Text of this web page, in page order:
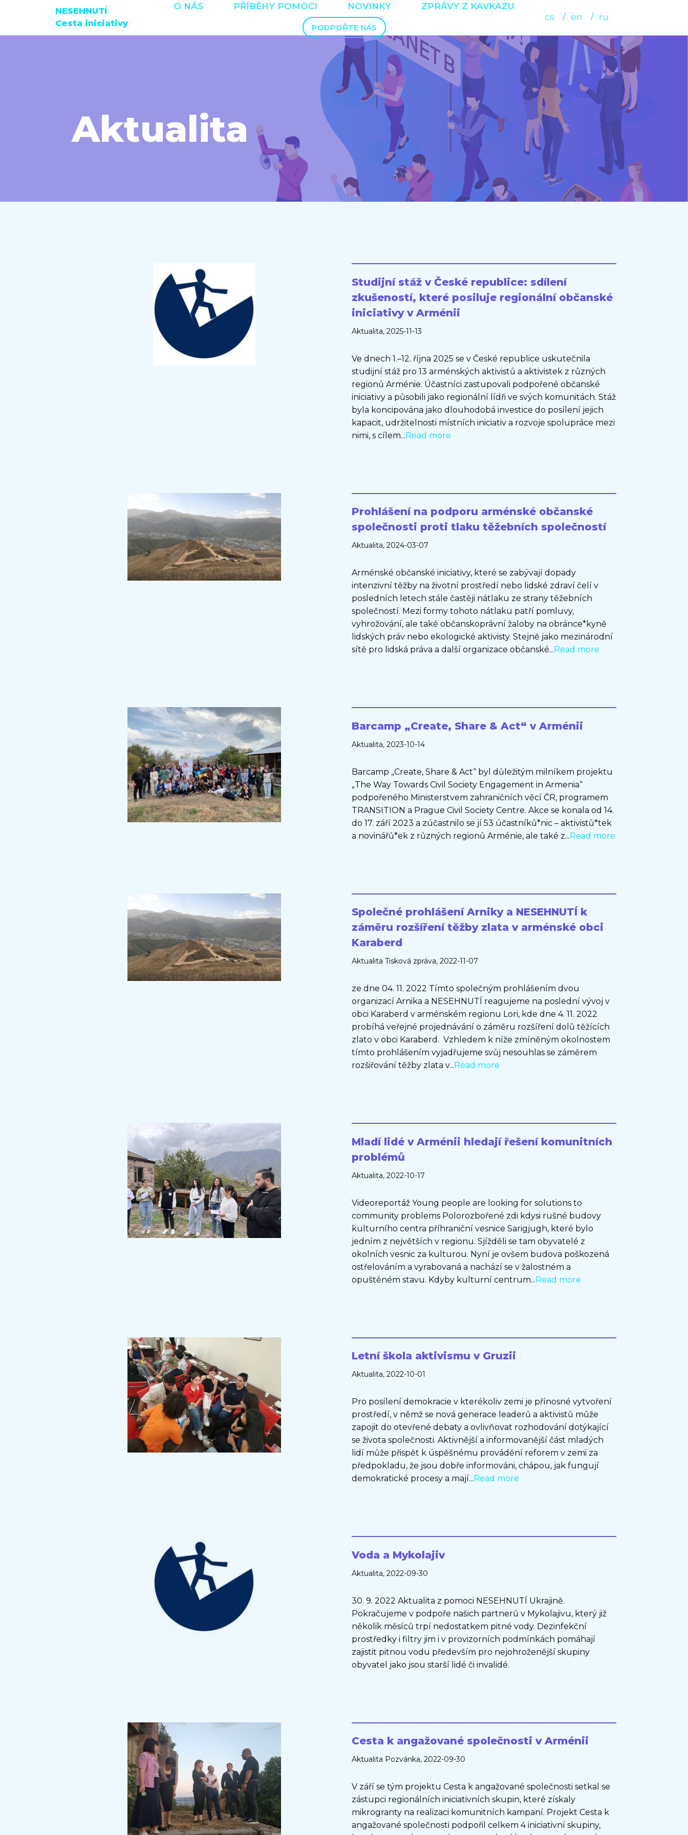
NESEHNUTÍ
Cesta iniciativy
O NÁS PŘÍBĚHY POMOCI NOVINKY ZPRÁVY Z KAVKAZU
PODPOŘTE NÁS
cs en ru
Aktualita
Studijní stáž v České republice: sdílení
zkušeností, které posiluje regionální občanské
iniciativy v Arménii
Aktualita, 2025-11-13
Ve dnech 1.–12. října 2025 se v České republice uskutečnila
studijní stáž pro 13 arménských aktivistů a aktivistek z různých
regionů Arménie. Účastníci zastupovali podpořené občanské
iniciativy a působili jako regionální lídři ve svých komunitách. Stáž
byla koncipována jako dlouhodobá investice do posílení jejich
kapacit, udržitelnosti místních iniciativ a rozvoje spolupráce mezi
nimi, s cílem...Read more
Prohlášení na podporu arménské občanské
společnosti proti tlaku těžebních společností
Aktualita, 2024-03-07
Arménské občanské iniciativy, které se zabývají dopady
intenzivní těžby na životní prostředí nebo lidské zdraví čelí v
posledních letech stále častěji nátlaku ze strany těžebních
společností. Mezi formy tohoto nátlaku patří pomluvy,
vyhrožování, ale také občanskoprávní žaloby na obránce*kyně
lidských práv nebo ekologické aktivisty. Stejně jako mezinárodní
sítě pro lidská práva a další organizace občanské...Read more
Barcamp „Create, Share & Act“ v Arménii
Aktualita, 2023-10-14
Barcamp „Create, Share & Act“ byl důležitým milníkem projektu
„The Way Towards Civil Society Engagement in Armenia“
podpořeného Ministerstvem zahraničních věcí ČR, programem
TRANSITION a Prague Civil Society Centre. Akce se konala od 14.
do 17. září 2023 a zúčastnilo se jí 53 účastníků*nic – aktivistů*tek
a novinářů*ek z různých regionů Arménie, ale také z...Read more
Společné prohlášení Arniky a NESEHNUTÍ k
záměru rozšíření těžby zlata v arménské obci
Karaberd
Aktualita Tisková zpráva, 2022-11-07
ze dne 04. 11. 2022 Tímto společným prohlášením dvou
organizací Arnika a NESEHNUTÍ reagujeme na poslední vývoj v
obci Karaberd v arménském regionu Lori, kde dne 4. 11. 2022
probíhá veřejné projednávání o záměru rozšíření dolů těžících
zlato v obci Karaberd. Vzhledem k níže zmíněným okolnostem
tímto prohlášením vyjadřujeme svůj nesouhlas se záměrem
rozšiřování těžby zlata v...Read more
Mladí lidé v Arménii hledají řešení komunitních
problémů
Aktualita, 2022-10-17
Videoreportáž Young people are looking for solutions to
community problems Polorozbořené zdi kdysi rušné budovy
kulturního centra příhraniční vesnice Sarigjugh, které bylo
jedním z největších v regionu. Sjížděli se tam obyvatelé z
okolních vesnic za kulturou. Nyní je ovšem budova poškozená
ostřelováním a vyrabovaná a nachází se v žalostném a
opuštěném stavu. Kdyby kulturní centrum...Read more
Letní škola aktivismu v Gruzii
Aktualita, 2022-10-01
Pro posílení demokracie v kterékoliv zemi je přínosné vytvoření
prostředí, v němž se nová generace leaderů a aktivistů může
zapojit do otevřené debaty a ovlivňovat rozhodování dotýkající
se života společnosti. Aktivnější a informovanější část mladých
lidí může přispět k úspěšnému provádění reforem v zemi za
předpokladu, že jsou dobře informováni, chápou, jak fungují
demokratické procesy a mají...Read more
Voda a Mykolajiv
Aktualita, 2022-09-30
30. 9. 2022 Aktualita z pomoci NESEHNUTÍ Ukrajině.
Pokračujeme v podpoře našich partnerů v Mykolajivu, který již
několik měsíců trpí nedostatkem pitné vody. Dezinfekční
prostředky i filtry jim i v provizorních podmínkách pomáhají
zajistit pitnou vodu především pro nejohroženější skupiny
obyvatel jako jsou starší lidé či invalidé.
Cesta k angažované společnosti v Arménii
Aktualita Pozvánka, 2022-09-30
V září se tým projektu Cesta k angažované společnosti setkal se
zástupci regionálních iniciativních skupin, které získaly
mikrogranty na realizaci komunitních kampaní. Projekt Cesta k
angažované společnosti podpořil celkem 4 iniciativní skupiny,